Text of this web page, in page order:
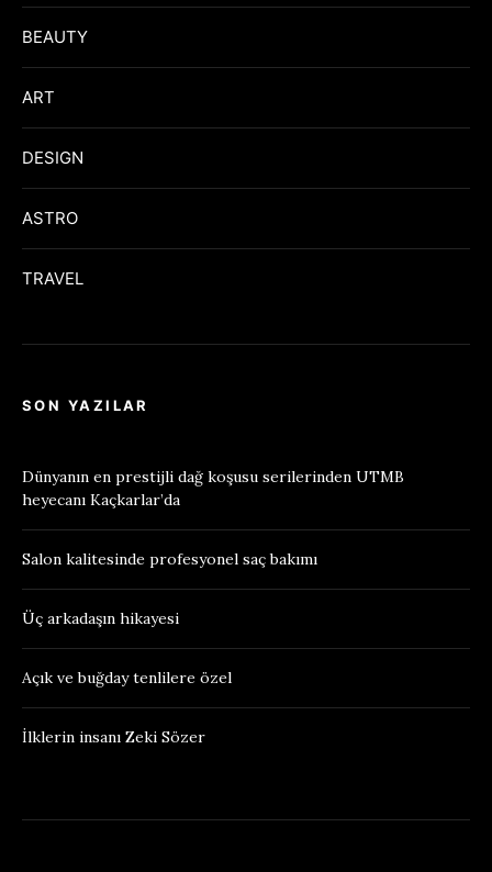
BEAUTY
ART
DESIGN
ASTRO
TRAVEL
SON YAZILAR
Dünyanın en prestijli dağ koşusu serilerinden UTMB
heyecanı Kaçkarlar’da
Salon kalitesinde profesyonel saç bakımı
Üç arkadaşın hikayesi
Açık ve buğday tenlilere özel
İlklerin insanı Zeki Sözer